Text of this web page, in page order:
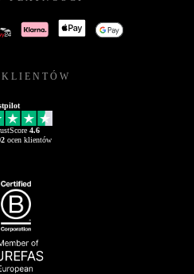
4.6
ocen klientów